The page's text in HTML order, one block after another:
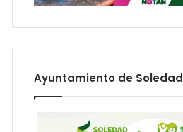
Ayuntamiento de Soledad